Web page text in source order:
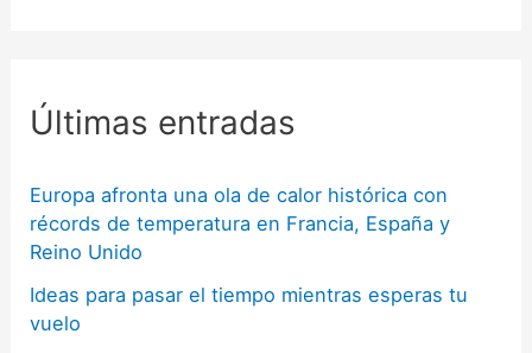
Últimas entradas
Europa afronta una ola de calor histórica con
récords de temperatura en Francia, España y
Reino Unido
Ideas para pasar el tiempo mientras esperas tu
vuelo